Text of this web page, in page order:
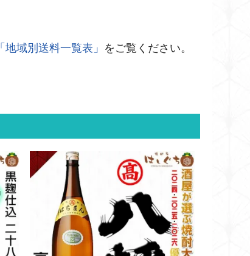
「地域別送料一覧表」 をご覧ください。